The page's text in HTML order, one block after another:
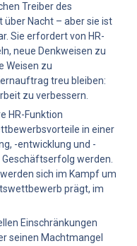
Treiber des
Nacht – aber sie ist
Sie erfordert von HR-
neue Denkweisen zu
Weisen zu
treu bleiben:
zu verbessern.
HR-Funktion
in einer
-entwicklung und -
werden.
sich im Kampf um
prägt, im
Einschränkungen
seinen Machtmangel